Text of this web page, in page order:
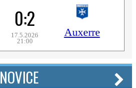
0:2
17.5.2026
21:00
Auxerre
NOVICE